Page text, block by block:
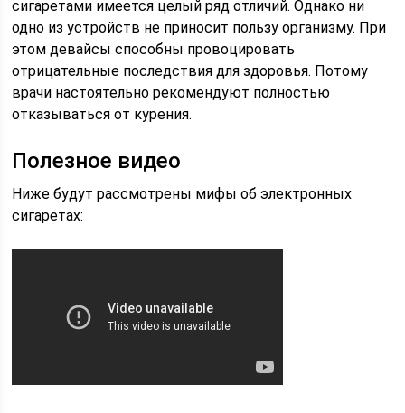
сигаретами имеется целый ряд отличий. Однако ни
одно из устройств не приносит пользу организму. При
этом девайсы способны провоцировать
отрицательные последствия для здоровья. Потому
врачи настоятельно рекомендуют полностью
отказываться от курения.
Полезное видео
Ниже будут рассмотрены мифы об электронных
сигаретах: